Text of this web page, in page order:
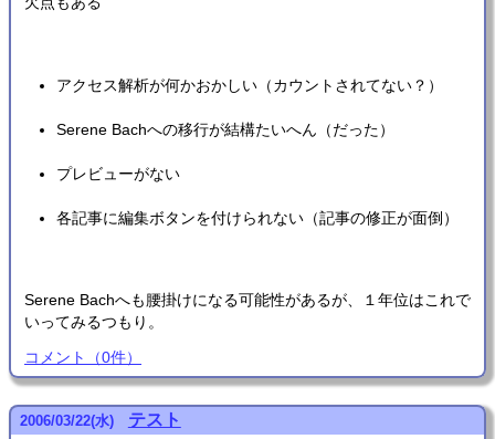
アクセス解析が何かおかしい（カウントされてない？）
Serene Bachへの移行が結構たいへん（だった）
プレビューがない
各記事に編集ボタンを付けられない（記事の修正が面倒）
Serene Bachへも腰掛けになる可能性があるが、１年位はこれで
いってみるつもり。
コメント （0件）
2006/03/22(水) テスト